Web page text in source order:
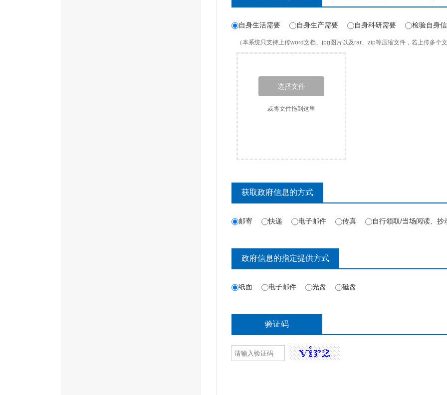
自身生活需要 自身生产需要 自身科研需要 检验自身
（本系统只支持上传word文档、jpg图片以及rar、zip等压缩文件，若上传多个
选择文件
或将文件拖到这里
获取政府信息的方式
邮寄 快递 电子邮件 传真 自行领取/当场阅读、抄
政府信息的指定提供方式
纸面 电子邮件 光盘 磁盘
验证码